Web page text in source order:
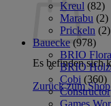
Es befinden sich
Zurück zum Shop
Kreul (82)
Marabu (2)
Prickeln (2)
Bauecke (978)
BRIO Flora
BRIO
Cobi (360)
Constructor
Games